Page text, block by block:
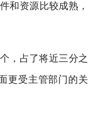
和资源比较成熟，
，占了将近三分之
更受主管部门的关